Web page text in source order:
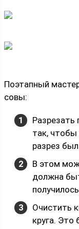
Поэтапный
совы:
Разрезать
так,
разрез
В этом
должна
Очистить
круга. Это